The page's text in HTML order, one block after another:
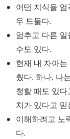
어떤 지식을
우 드물다.
멈추고 다른
수도 있다.
현재 내 자아
췄다. 하나, 나
청할 때도 있
치가 있다고 믿
이해하려고 노
다.